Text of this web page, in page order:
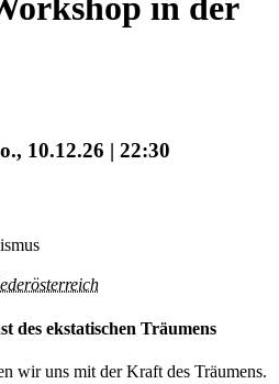
in der
10.12.26 | 22:30
des ekstatischen Träumens
wir uns mit der Kraft des Träumens.